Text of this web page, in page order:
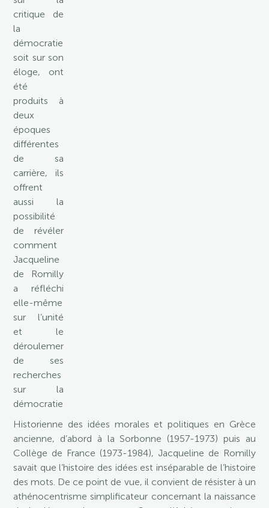
critique de
la
démocratie
soit sur son
éloge, ont
été
produits à
deux
époques
différentes
de sa
carrière, ils
offrent
aussi la
possibilité
de révéler
comment
Jacqueline
de Romilly
a réfléchi
elle-même
sur l’unité
et le
déroulement
de ses
recherches
sur la
démocratie.
Historienne des idées morales et politiques en Grèce
ancienne, d’abord à la Sorbonne (1957-1973) puis au
Collège de France (1973-1984), Jacqueline de Romilly
savait que l’histoire des idées est inséparable de l’histoire
des mots. De ce point de vue, il convient de résister à un
athénocentrisme simplificateur concernant la naissance